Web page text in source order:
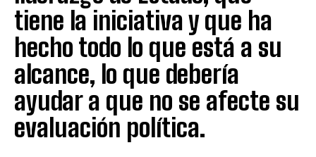
tiene la iniciativa y que ha
hecho todo lo que está a su
alcance, lo que debería
ayudar a que no se afecte su
evaluación política.